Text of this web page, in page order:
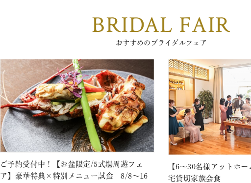
BRIDAL FAIR
おすすめのブライダルフェア
ご予約受付中！【お盆限定/5式場周遊フェ
ア】豪華特典×特別メニュー試食 8/8～16
【6～30名様アットホ
宅貸切家族会食